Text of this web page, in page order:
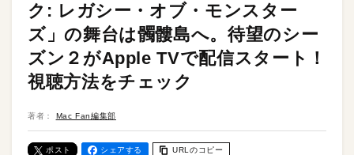
ク: レガシー・オブ・モンスター
ズ」の舞台は髑髏島へ。待望のシー
ズン２がApple TVで配信スタート！
視聴方法をチェック
著者： Mac Fan編集部
ポスト シェアする URLのコピー